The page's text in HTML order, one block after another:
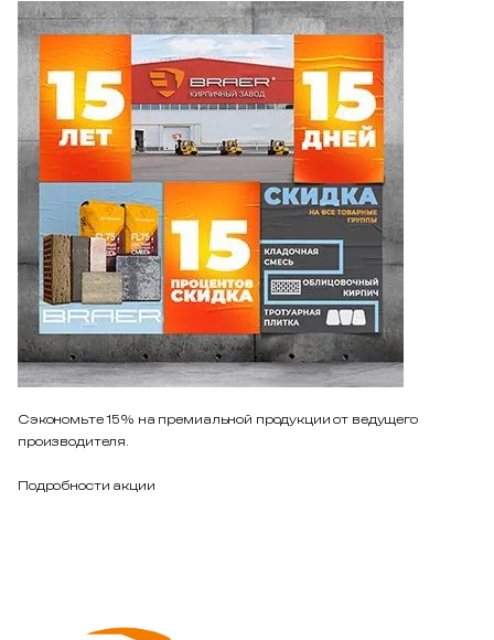
Сэкономьте 15% на премиальной продукции от ведущего
производителя.
Подробности акции